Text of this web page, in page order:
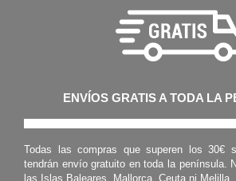
ENVÍOS GRATIS A TODA LA
Todas las compras que superen los 30€
tendrán envío gratuito en toda la península.
las Islas Baleares, Mallorca, Ceuta ni